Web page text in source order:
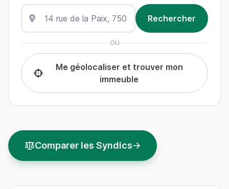
OU
Me géolocaliser et trouver mon
immeuble
Comparer les Syndics